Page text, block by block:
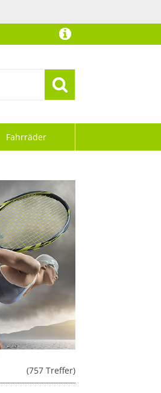
Fahrräder
(757 Treffer)